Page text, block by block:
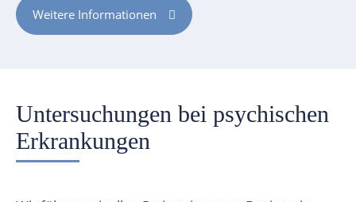
Weitere Informationen
Untersuchungen bei psychischen
Erkrankungen